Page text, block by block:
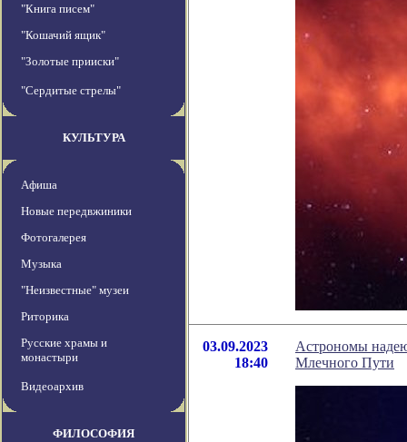
"Книга писем"
"Кошачий ящик"
"Золотые прииски"
"Сердитые стрелы"
КУЛЬТУРА
Афиша
Новые передвжиники
Фотогалерея
Музыка
"Неизвестные" музеи
Риторика
Русские храмы и
монастыри
Видеоархив
ФИЛОСОФИЯ
03.09.2023
18:40
Астрономы
Млечного Пути